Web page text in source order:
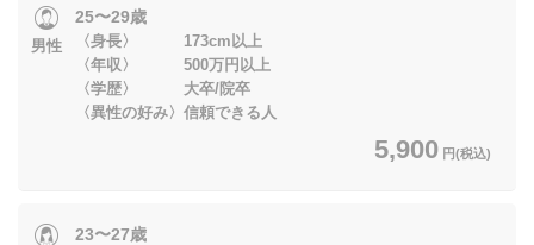
男性
25〜29歳
〈身長〉 173cm以上
〈年収〉 500万円以上
〈学歴〉 大卒/院卒
〈異性の好み〉信頼できる人
5,900 円(税込)
23〜27歳